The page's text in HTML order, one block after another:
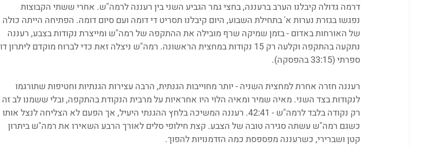
דרמה גדולה קיבלנו הערב ברעננה, בחצי גמר הגביע השני בין רעננה לרמה"ש. אחרי ששתי הקבוצות
נפגשו בגזרת נערות א' בתחילת השבוע, היום קיבלנו תסריט די דומה ועם סיום דומה. הפתיחה הייתה כולה
של האורחות באדום - בזמן שמיקה שרף מובילה את ההתקפה של רמה"ש ומייצרת נקודות בצבע, רעננה
נתקעה בהתקפה וקלעה רק 15 נקודות במחצית הראשונה. רמה"ש ניצלה זאת כדי לברוח מוקדם ליתרון דו
ספרתי (33:15 בהפסקה).
רעננה חזרה אחרת למחצית השניה - יותר מחוייבות הגנתית, הרבה עצירות הגנתיות וחטיפות שתורגמו
לנקודות בצד השני. מאיה שמיר ומאיה הלוי היו אחראיות על מרבית הנקודת בהתקפה, ובלי ששמנו לב זה
רק נקודה בלבד לרמה"ש - 42:41. רעננה המשיכה בלחץ ההגנתי היעיל, אך הפעם לא הצליחה לנצל אותו
כשגם רמה"ש עשתה סגירה טובה של הצבע. קצת חילופי סלים לאורך הרבע השאירו את רמה"ש ביתרון
קטן ושברירי, כשרעננה מפספסת כמה הזדמנויות להפוך.